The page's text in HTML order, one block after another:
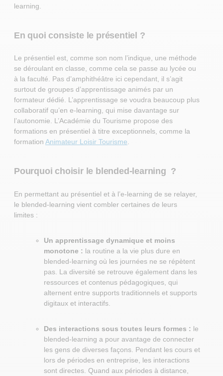
learning.
En quoi consiste le présentiel ?
Le présentiel est, comme son nom l’indique, une méthode
se déroulant en classe, comme cela se passe au lycée ou
à la faculté. Pas d’amphithéâtre ici cependant, il s’agit
surtout de groupes d’apprentissage animés par un
formateur dédié. L’apprentissage se voudra beaucoup plus
collaboratif qu’en e-learning, qui mise davantage sur
l’autonomie. L’Académie du Tourisme propose des
formations en présentiel à titre exceptionnels, comme la
formation Animateur Loisir Tourisme.
Pourquoi choisir le blended-learning ?
En permettant au présentiel et à l’e-learning de se relayer,
le blended-learning vient combler certaines de leurs
limites :
Un apprentissage dynamique et moins
monotone : la routine a la vie plus dure en
blended-learning où les journées ne se répètent
pas. La diversité se retrouve également dans les
ressources et contenus pédagogiques, qui
alternent entre supports traditionnels et supports
digitaux et interactifs.
Des interactions sous toutes leurs formes : le
blended-learning a pour avantage de connecter
les gens de diverses façons. Pendant les cours et
lors de périodes en entreprise, les interactions
sont directes. Quand aux périodes à distance,